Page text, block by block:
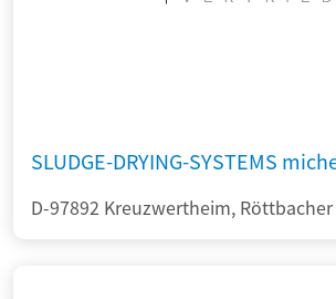
SLUDGE-DRYING-SYSTEMS
D-97892 Kreuzwertheim,